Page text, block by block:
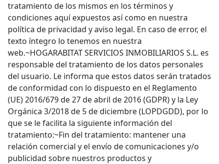
tratamiento de los mismos en los términos y
condiciones aquí expuestos así como en nuestra
política de privacidad y aviso legal. En caso de error, el
texto íntegro lo tenemos en nuestra
web.~HOGARABITAT SERVICIOS INMOBILIARIOS S.L. es
responsable del tratamiento de los datos personales
del usuario. Le informa que estos datos serán tratados
de conformidad con lo dispuesto en el Reglamento
(UE) 2016/679 de 27 de abril de 2016 (GDPR) y la Ley
Orgánica 3/2018 de 5 de diciembre (LOPDGDD), por lo
que se le facilita la siguiente información del
tratamiento:~Fin del tratamiento: mantener una
relación comercial y el envío de comunicaciones y/o
publicidad sobre nuestros productos y